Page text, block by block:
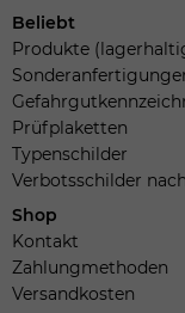
Beliebt
Produkte
Prüfplaketten
Typenschilder
Verbotsschilder
Shop
Kontakt
Zahlungmethoden
Versandkosten